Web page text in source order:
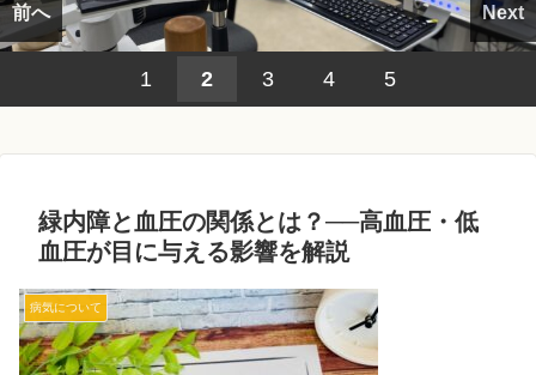
前へ Next
1 2 3 4 5
緑内障と血圧の関係とは？──高血圧・低
血圧が目に与える影響を解説
病気について